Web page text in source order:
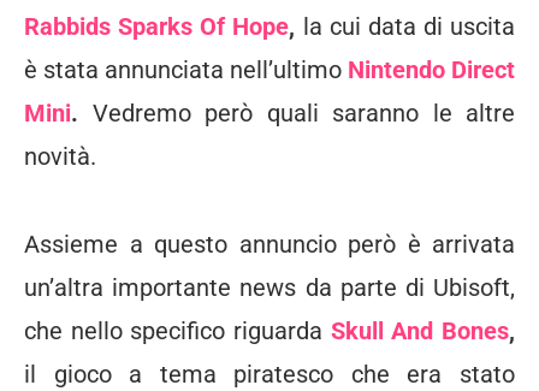
Rabbids Sparks Of Hope, la cui data di uscita
è stata annunciata nell’ultimo Nintendo Direct
Mini. Vedremo però quali saranno le altre
novità.
Assieme a questo annuncio però è arrivata
un’altra importante news da parte di Ubisoft,
che nello specifico riguarda Skull And Bones,
il gioco a tema piratesco che era stato